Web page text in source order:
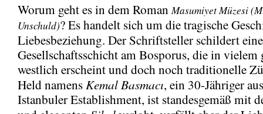
Worum geht es in dem Roman Masumiyet Müzesi
Unschuld)? Es handelt sich um die tragische
Liebesbeziehung. Der Schriftsteller schildert eine
Gesellschaftsschicht am Bosporus, die in vielem
westlich erscheint und doch noch traditionelle
Held namens Kemal Basmacı, ein 30-Jähriger
Istanbuler Establishment, ist standesgemäß mit